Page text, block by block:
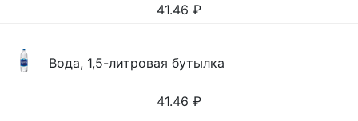
41.46 ₽
Вода, 1,5-литровая бутылка
41.46 ₽